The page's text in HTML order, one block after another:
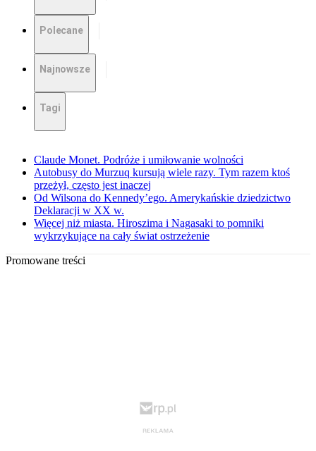
Polecane
Najnowsze
Tagi
Claude Monet. Podróże i umiłowanie wolności
Autobusy do Murzuq kursują wiele razy. Tym razem ktoś
przeżył, często jest inaczej
Od Wilsona do Kennedy’ego. Amerykańskie dziedzictwo
Deklaracji w XX w.
Więcej niż miasta. Hiroszima i Nagasaki to pomniki
wykrzykujące na cały świat ostrzeżenie
Promowane treści